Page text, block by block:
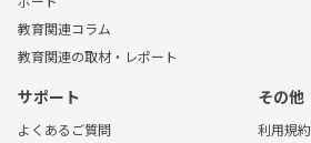
教育関連コラム
教育関連の取材・レポート
サポート
よくあるご質問
その他
利用規約